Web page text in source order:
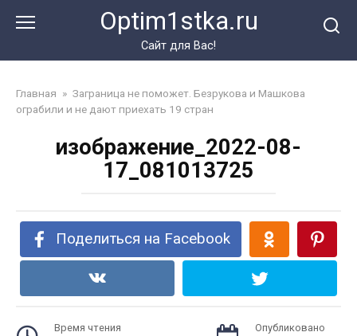
Optim1stka.ru
Сайт для Вас!
Главная » Заграница не поможет. Безрукова и Машкова
ограбили и не дают приехать 19 стран
изображение_2022-08-
17_081013725
Поделиться на Facebook
Время чтения Опубликовано